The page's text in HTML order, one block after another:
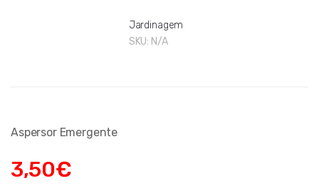
Jardinagem
SKU: N/A
Aspersor Emergente
3,50€